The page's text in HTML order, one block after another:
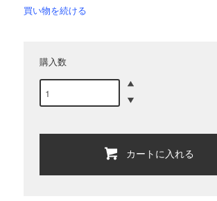
買い物を続ける
購入数
カートに入れる